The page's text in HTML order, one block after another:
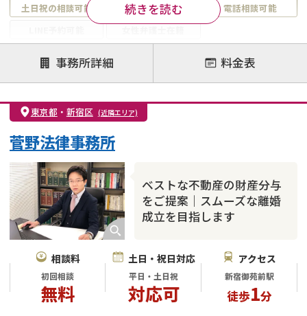
土日祝の相談可能
19時以降電話可能
電話相談可能
注力案件
離婚前相談
離婚調停
離婚裁判
親権・面会交流権
DV
モラハラ
不貞・不倫慰謝料請求
国際離婚
財産分与
続きを読む
事務所詳細 料金表
東京都 ・ 新宿区 (近隣エリア)
ベストな不動産の財産分与
をご提案｜スムーズな離婚
成立を目指します
菅野法律事務所
相談料
初回相談
無料
土日・祝日対応
平日・土日祝
対応可
アクセス
新宿御苑前駅
徒歩1分